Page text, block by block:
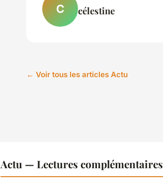
C célestine
← Voir tous les articles Actu
Actu — Lectures complémentaires